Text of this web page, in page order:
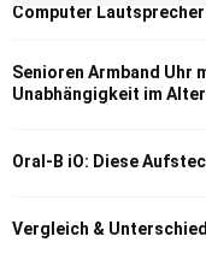
Computer
Senioren Armband Uhr
Unabhängigkeit im Alter
Oral-B iO: Diese
Vergleich &